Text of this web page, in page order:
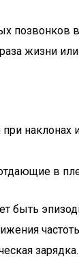
позвонков
жизни
наклонах
в
быть
зарядка.